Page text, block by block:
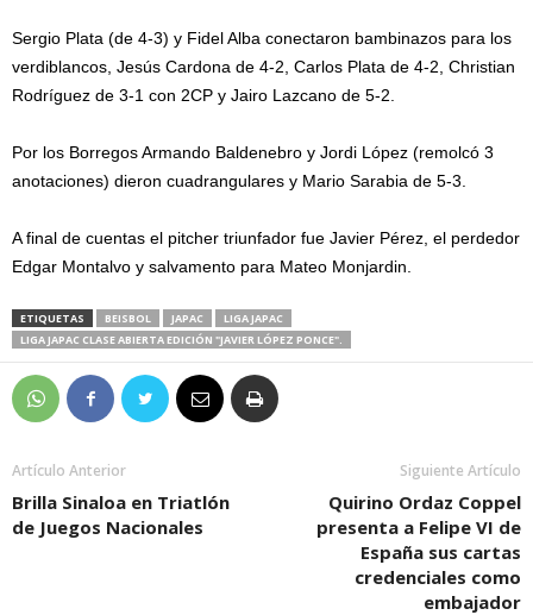
Sergio Plata (de 4-3) y Fidel Alba conectaron bambinazos para los
verdiblancos, Jesús Cardona de 4-2, Carlos Plata de 4-2, Christian
Rodríguez de 3-1 con 2CP y Jairo Lazcano de 5-2.
Por los Borregos Armando Baldenebro y Jordi López (remolcó 3
anotaciones) dieron cuadrangulares y Mario Sarabia de 5-3.
A final de cuentas el pitcher triunfador fue Javier Pérez, el perdedor
Edgar Montalvo y salvamento para Mateo Monjardin.
ETIQUETAS BEISBOL JAPAC
LIGA JAPAC
LIGA JAPAC CLASE ABIERTA EDICIÓN "JAVIER LÓPEZ PONCE".
Artículo Anterior
Brilla Sinaloa en Triatlón
de Juegos Nacionales
Siguiente Artículo
Quirino Ordaz Coppel
presenta a Felipe VI de
España sus cartas
credenciales como
embajador